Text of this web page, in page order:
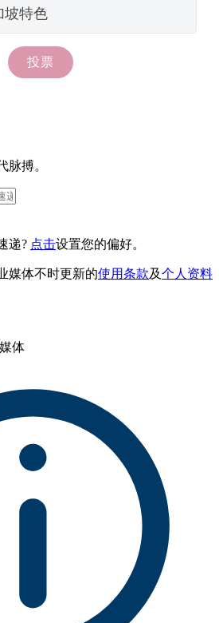
脉搏。
递? 点击设置您的偏好。
媒体不时更新的使用条款及个人资料
体